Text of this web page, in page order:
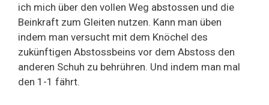
ich mich über den vollen Weg abstossen und die
Beinkraft zum Gleiten nutzen. Kann man üben
indem man versucht mit dem Knöchel des
zukünftigen Abstossbeins vor dem Abstoss den
anderen Schuh zu behrühren. Und indem man mal
den 1-1 fährt.